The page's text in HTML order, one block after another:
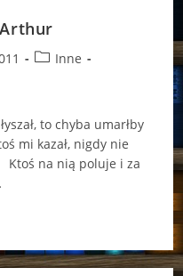
Arthur
PostInne
to chyba umarłby
mi kazał, nigdy nie
na nią poluje i za